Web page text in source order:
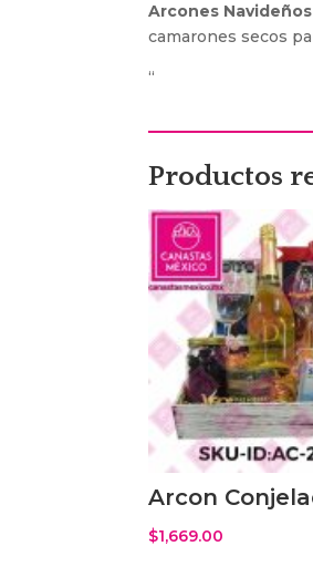
Arcones Navideños
camarones secos
“
Productos
Arcon
$1,669.00